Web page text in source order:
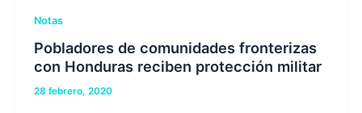
Notas
Pobladores de comunidades fronterizas
con Honduras reciben protección militar
28 febrero, 2020